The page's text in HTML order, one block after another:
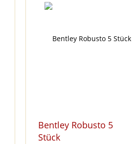
Bentley Robusto 5
Stück